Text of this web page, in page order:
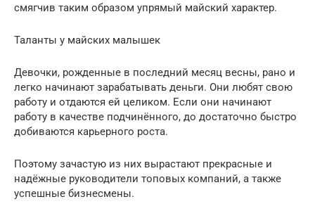
смягчив таким образом упрямый майский характер.
Таланты у майских малышек
Девочки, рожденные в последний месяц весны, рано и
легко начинают зарабатывать деньги. Они любят свою
работу и отдаются ей целиком. Если они начинают
работу в качестве подчинённого, до достаточно быстро
добиваются карьерного роста.
Поэтому зачастую из них вырастают прекрасные и
надёжные руководители топовых компаний, а также
успешные бизнесмены.